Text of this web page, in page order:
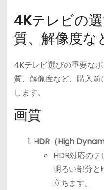
4Kテレビの
質、解像度な
4Kテレビ選びの重要な
質、解像度など、購入
します。
画質
HDR（High
HDR対応のテ
明るい部分と
立ちます。